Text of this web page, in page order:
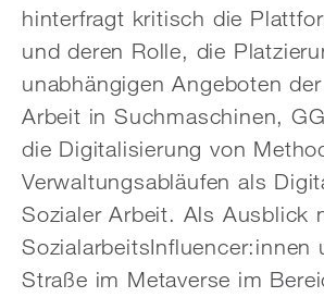
hinterfragt kritisch die
und deren Rolle, die
unabhängigen Angeboten
Arbeit in Suchmaschinen,
die Digitalisierung von
Verwaltungsabläufen als
Sozialer Arbeit. Als Ausblick
SozialarbeitsInfluencer:innen
Straße im Metaverse im